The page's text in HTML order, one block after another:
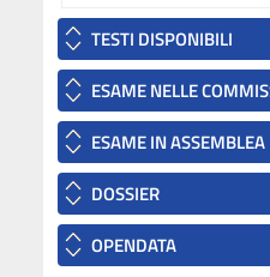
TESTI DISPONIBILI
ESAME NELLE
ESAME IN ASSEMBLEA
DOSSIER
OPENDATA